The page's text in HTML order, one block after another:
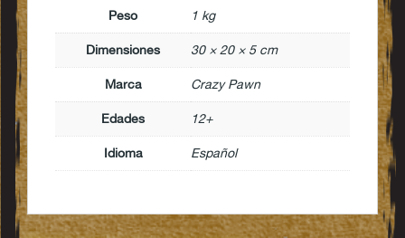
Peso 1 kg
Dimensiones 30 × 20 × 5 cm
Marca Crazy Pawn
Edades 12+
Idioma Español